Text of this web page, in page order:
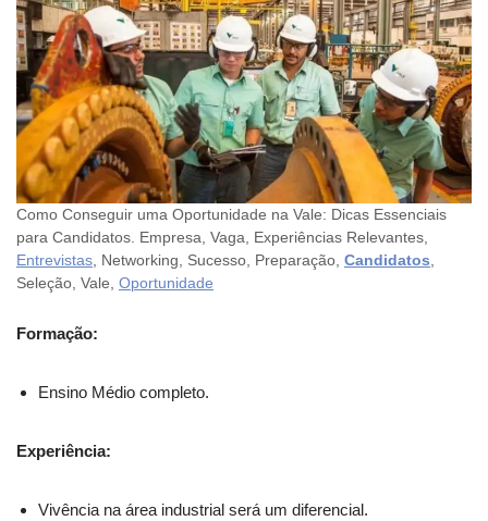
Como Conseguir uma Oportunidade na Vale: Dicas Essenciais
para Candidatos. Empresa, Vaga, Experiências Relevantes,
Entrevistas, Networking, Sucesso, Preparação, Candidatos,
Seleção, Vale, Oportunidade
Formação:
Ensino Médio completo.
Experiência:
Vivência na área industrial será um diferencial.